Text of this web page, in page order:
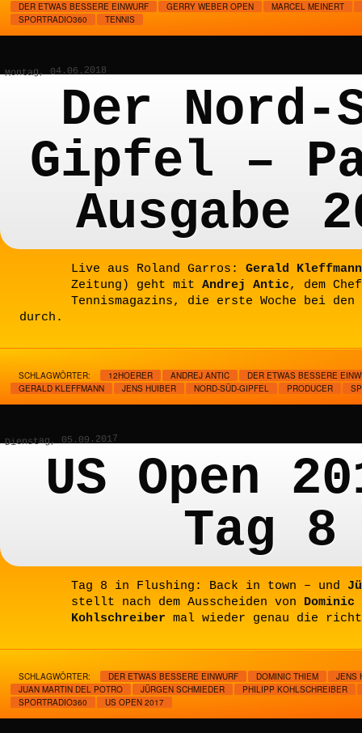
DER ETWAS BESSERE EINWURF
GERRY WEBER OPEN
MARCEL MEINERT
SPORTRADIO360
TENNIS
Montag, 04.06.2018
Der Nord-
Gipfel –
Ausgabe
Live aus Roland Garros: Gerald Kleffmann
Zeitung) geht mit Andrej Antic, dem
Tennismagazins, die erste Woche bei den
durch.
SCHLAGWÖRTER: 12HOERER ANDREJ ANTIC
DER ETWAS BESSERE
GERALD KLEFFMANN
JENS HUIBER NORD-SÜD-GIPFEL PRODUCER
Dienstag, 05.09.2017
US Open
Tag 8
Tag 8 in Flushing: Back in town – und
stellt nach dem Ausscheiden von
Kohlschreiber mal wieder genau die
SCHLAGWÖRTER: DER ETWAS BESSERE EINWURF DOMINIC THIEM
JENS
JUAN MARTIN DEL POTRO
JÜRGEN SCHMIEDER
PHILIPP KOHLSCHREIBER
SPORTRADIO360
US OPEN 2017